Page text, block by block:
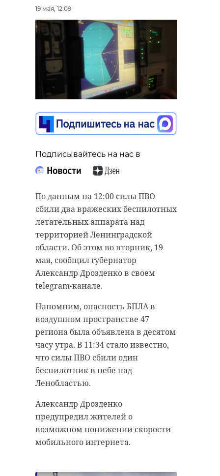
19 мая, 12:09
Подписывайтесь на нас в
По данным на 12:00 силы ПВО
сбили два вражеских беспилотных
летательных аппарата над
территорией Ленинградской
области. Об этом во вторник, 19
мая, сообщил губернатор
Александр Дрозденко в своем
telegram-канале.
Напомним, опасность БПЛА в
воздушном пространстве 47
региона была объявлена в десятом
часу утра. В 11:34 стало известно,
что силы ПВО сбили один
беспилотник в небе над
Ленобластью.
Александр Дрозденко
предупредил жителей о
возможном понижении скорости
мобильного интернета.